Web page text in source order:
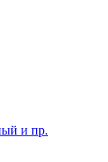
и пр.